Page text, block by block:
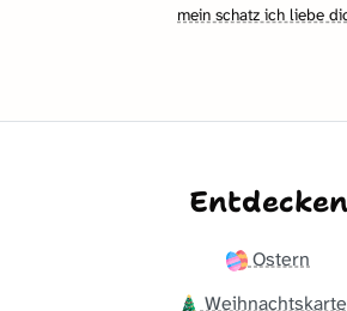
mein schatz ich liebe
Entdecken
Ostern